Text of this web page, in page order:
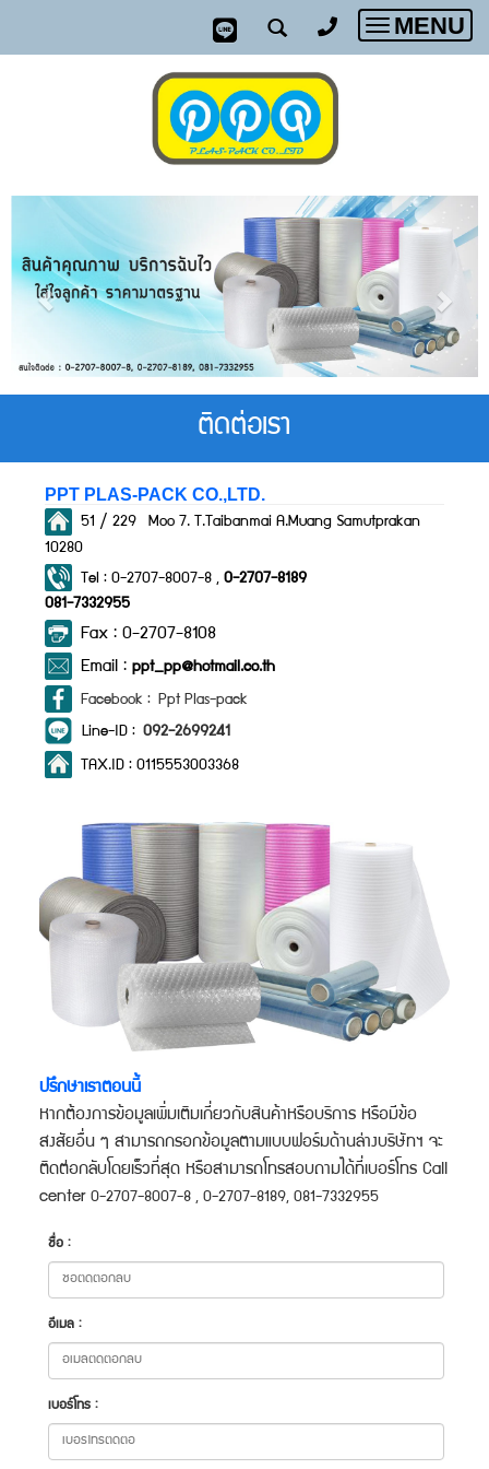
Toggle
MENU
ติดต่อเรา
PPT PLAS-PACK CO.,LTD.
51 / 229 Moo 7. T.Taibanmai A.Muang Samutprakan
10280
Tel : 0-2707-8007-8 , 0-2707-8189
081-7332955
Fax : 0-2707-8108
Email : ppt_pp@hotmail.co.th
Facebook : Ppt Plas-pack
Line-ID : 092-2699241
TAX.ID : 0115553003368
ปรึกษาเราตอนนี้
หากต้องการข้อมูลเพิ่มเติมเกี่ยวกับสินค้าหรือบริการ หรือมีข้อ
สงสัยอื่น ๆ สามารถกรอกข้อมูลตามแบบฟอร์มด้านล่างบริษัทฯ จะ
ติดต่อกลับโดยเร็วที่สุด หรือสามารถโทรสอบถามได้ที่เบอร์โทร Call
center 0-2707-8007-8 , 0-2707-8189, 081-7332955
ชื่อ :
อีเมล :
เบอร์โทร :